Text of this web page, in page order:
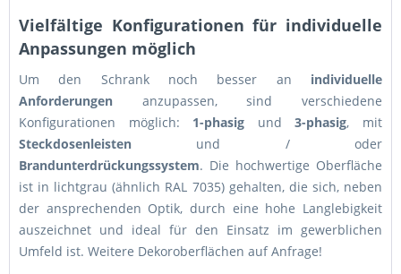
Vielfältige Konfigurationen für individuelle
Anpassungen möglich
Um den Schrank noch besser an individuelle
Anforderungen anzupassen, sind verschiedene
Konfigurationen möglich: 1-phasig und 3-phasig, mit
Steckdosenleisten und / oder
Brandunterdrückungssystem. Die hochwertige Oberfläche
ist in lichtgrau (ähnlich RAL 7035) gehalten, die sich, neben
der ansprechenden Optik, durch eine hohe Langlebigkeit
auszeichnet und ideal für den Einsatz im gewerblichen
Umfeld ist. Weitere Dekoroberflächen auf Anfrage!